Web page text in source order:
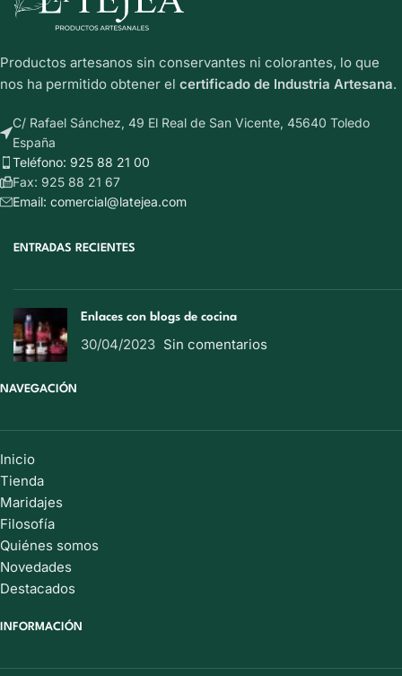
Productos artesanos sin conservantes ni colorantes, lo que
nos ha permitido obtener el certificado de Industria Artesana.
C/ Rafael Sánchez, 49 El Real de San Vicente, 45640 Toledo
España
Teléfono: 925 88 21 00
Fax: 925 88 21 67
Email: comercial@latejea.com
ENTRADAS RECIENTES
Enlaces con blogs de cocina
30/04/2023 Sin comentarios
NAVEGACIÓN
Inicio
Tienda
Maridajes
Filosofía
Quiénes somos
Novedades
Destacados
INFORMACIÓN